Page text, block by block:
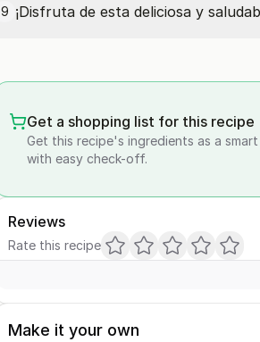
9 ¡Disfruta de esta deliciosa y
Get a shopping list for this recipe
Get this recipe's ingredients as a
with easy check-off.
Reviews
Rate this recipe
Make it your own